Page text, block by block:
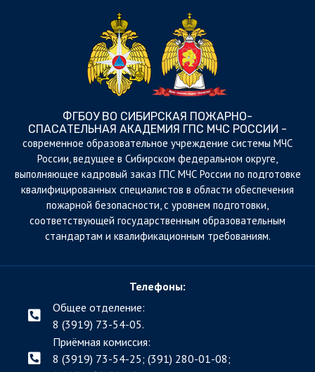
ФГБОУ ВО СИБИРСКАЯ ПОЖАРНО-
СПАСАТЕЛЬНАЯ АКАДЕМИЯ ГПС МЧС РОССИИ -
cовременное образовательное учреждение системы МЧС
России, ведущее в Сибирском федеральном округе,
выполняющее кадровый заказ ГПС МЧС России по подготовке
квалифицированных специалистов в области обеспечения
пожарной безопасности, с уровнем подготовки,
соответствующей государственным образовательным
стандартам и квалификационным требованиям.
Телефоны:
Общее отделение:
8 (3919) 73-54-05.
Приёмная комиссия:
8 (3919) 73-54-25; (391) 280-01-08;